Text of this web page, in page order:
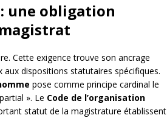
une obligation
Cette exigence trouve son ancrage
dispositions statutaires spécifiques.
pose comme principe cardinal le
». Le Code de l’organisation
statut de la magistrature établissent